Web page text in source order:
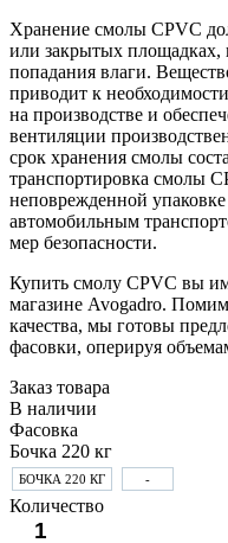
Хранение смолы CPVC
или закрытых
попадания влаги.
приводит к
на производстве и
вентиляции
срок хранения смолы
транспортировка смолы
неповрежденной
автомобильным
мер безопасности.
Купить смолу CPVC вы
магазине Avogadro.
качества, мы готовы
фасовки, оперируя
Заказ товара
В наличии
Фасовка
Бочка 220 кг
БОЧКА 220 КГ -
Количество